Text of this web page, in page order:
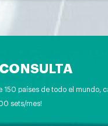
150 países de todo el mundo,
sets/mes!